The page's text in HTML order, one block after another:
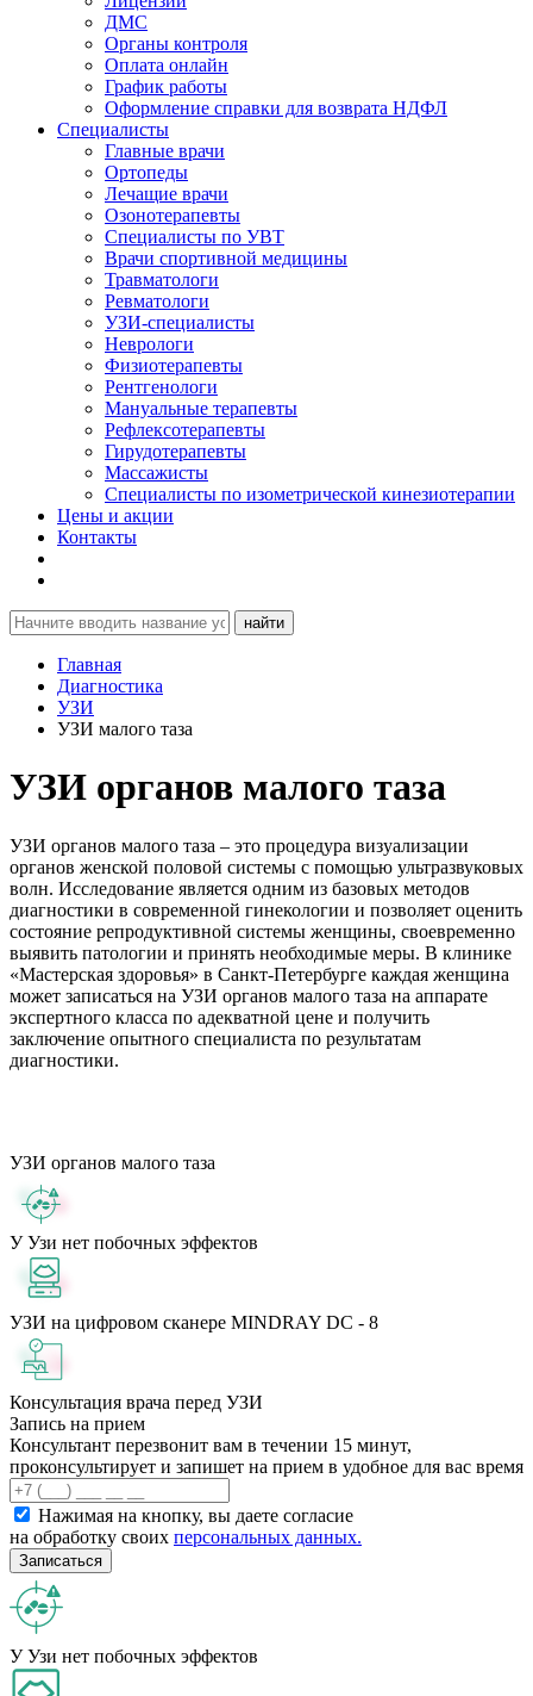
ДМС
Органы контроля
Оплата онлайн
График работы
Оформление справки для возврата НДФЛ
Специалисты
Главные врачи
Ортопеды
Лечащие врачи
Озонотерапевты
Специалисты по УВТ
Врачи спортивной медицины
Травматологи
Ревматологи
УЗИ-специалисты
Неврологи
Физиотерапевты
Рентгенологи
Мануальные терапевты
Рефлексотерапевты
Гирудотерапевты
Массажисты
Специалисты по изометрической кинезиотерапии
Цены и акции
Контакты
найти
Главная
Диагностика
УЗИ
УЗИ малого таза
УЗИ органов малого таза
УЗИ органов малого таза – это процедура визуализации
органов женской половой системы с помощью ультразвуковых
волн. Исследование является одним из базовых методов
диагностики в современной гинекологии и позволяет оценить
состояние репродуктивной системы женщины, своевременно
выявить патологии и принять необходимые меры. В клинике
«Мастерская здоровья» в Санкт-Петербурге каждая женщина
может записаться на УЗИ органов малого таза на аппарате
экспертного класса по адекватной цене и получить
заключение опытного специалиста по результатам
диагностики.
УЗИ органов малого таза
У Узи нет побочных эффектов
УЗИ на цифровом сканере MINDRAY DC - 8
Консультация врача перед УЗИ
Запись на прием
Консультант перезвонит вам в течении 15 минут,
проконсультирует и запишет на прием в удобное для вас время
Нажимая на кнопку, вы даете согласие
на обработку своих персональных данных.
Записаться
У Узи нет побочных эффектов